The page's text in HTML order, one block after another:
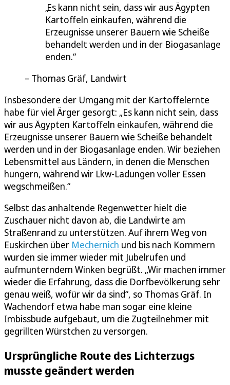
Es kann nicht sein, dass wir aus Ägypten
Kartoffeln einkaufen, während die
Erzeugnisse unserer Bauern wie Scheiße
behandelt werden und in der Biogasanlage
enden.
Thomas Gräf, Landwirt
Insbesondere der Umgang mit der Kartoffelernte
habe für viel Ärger gesorgt: „Es kann nicht sein, dass
wir aus Ägypten Kartoffeln einkaufen, während die
Erzeugnisse unserer Bauern wie Scheiße behandelt
werden und in der Biogasanlage enden. Wir beziehen
Lebensmittel aus Ländern, in denen die Menschen
hungern, während wir Lkw-Ladungen voller Essen
wegschmeißen.“
Selbst das anhaltende Regenwetter hielt die
Zuschauer nicht davon ab, die Landwirte am
Straßenrand zu unterstützen. Auf ihrem Weg von
Euskirchen über Mechernich und bis nach Kommern
wurden sie immer wieder mit Jubelrufen und
aufmunterndem Winken begrüßt. „Wir machen immer
wieder die Erfahrung, dass die Dorfbevölkerung sehr
genau weiß, wofür wir da sind“, so Thomas Gräf. In
Wachendorf etwa habe man sogar eine kleine
Imbissbude aufgebaut, um die Zugteilnehmer mit
gegrillten Würstchen zu versorgen.
Ursprüngliche Route des Lichterzugs
musste geändert werden